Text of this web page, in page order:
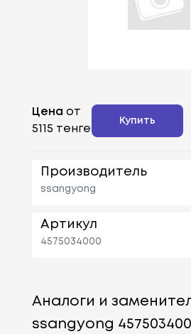
Цена от
5115 тенге
Купить
Производитель
ssangyong
Артикул
4575034000
Аналоги и
ssangyong